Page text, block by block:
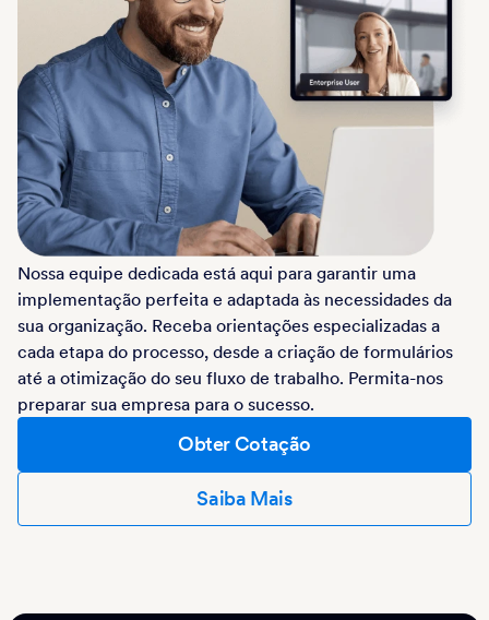
Nossa equipe dedicada está aqui para garantir uma
implementação perfeita e adaptada às necessidades da
sua organização. Receba orientações especializadas a
cada etapa do processo, desde a criação de formulários
até a otimização do seu fluxo de trabalho. Permita-nos
preparar sua empresa para o sucesso.
Obter Cotação
Saiba Mais